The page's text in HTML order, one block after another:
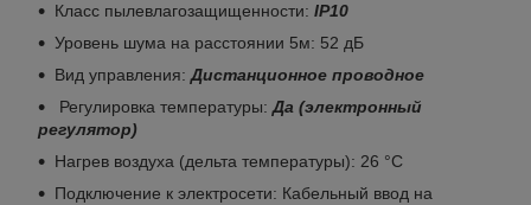
Класс пылевлагозащищенности: IP10
Уровень шума на расстоянии 5м: 52 дБ
Вид управления:Дистанционное проводное
Регулировка температуры:Да (электронный
регулятор)
Нагрев воздуха (дельта температуры): 26 °С
Подключение к электросети: Кабельный ввод на